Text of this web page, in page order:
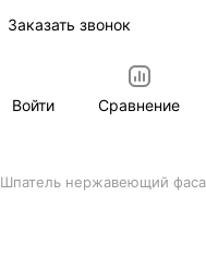
Заказать звонок
Войти Сравнение
Шпатель нержавеющий